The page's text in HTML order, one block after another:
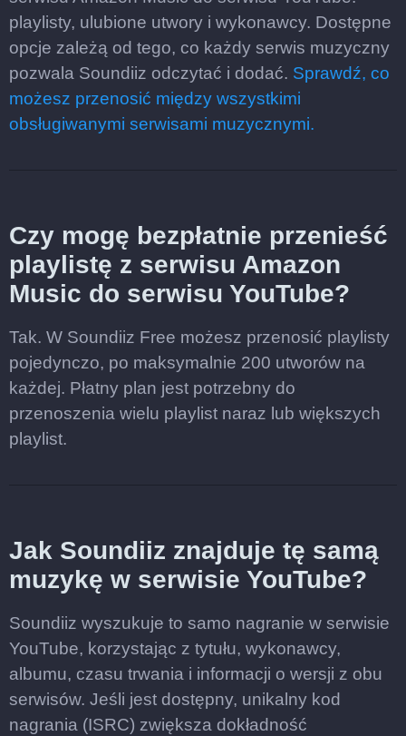
playlisty, ulubione utwory i wykonawcy. Dostępne
opcje zależą od tego, co każdy serwis muzyczny
pozwala Soundiiz odczytać i dodać. Sprawdź, co
możesz przenosić między wszystkimi
obsługiwanymi serwisami muzycznymi.
Czy mogę bezpłatnie przenieść
playlistę z serwisu Amazon
Music do serwisu YouTube?
Tak. W Soundiiz Free możesz przenosić playlisty
pojedynczo, po maksymalnie 200 utworów na
każdej. Płatny plan jest potrzebny do
przenoszenia wielu playlist naraz lub większych
playlist.
Jak Soundiiz znajduje tę samą
muzykę w serwisie YouTube?
Soundiiz wyszukuje to samo nagranie w serwisie
YouTube, korzystając z tytułu, wykonawcy,
albumu, czasu trwania i informacji o wersji z obu
serwisów. Jeśli jest dostępny, unikalny kod
nagrania (ISRC) zwiększa dokładność